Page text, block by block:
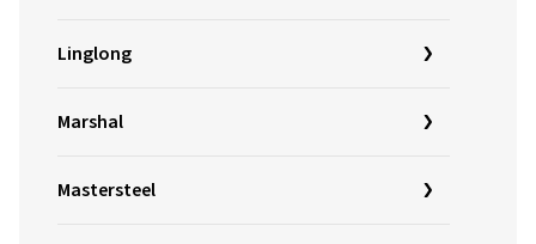
Linglong
Marshal
Mastersteel